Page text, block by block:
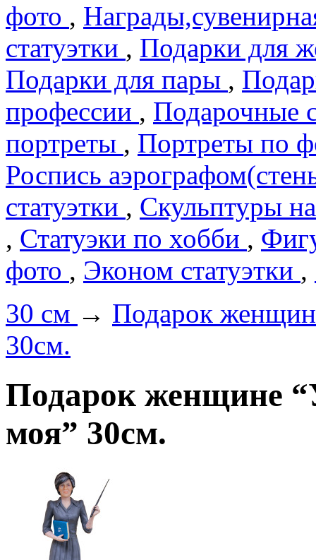
фото ,
статуэтки , Подарки для
Подарки для пары ,
профеcсии , Подарочные
портреты , Портреты по
Роспись
статуэтки , Скульптуры
, Статуэки по хобби ,
фото , Эконом статуэтки ,
30 см → Подарок
30см.
Подарок женщине
моя” 30см.